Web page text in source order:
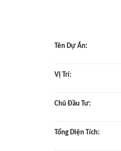
Tên Dự Án:
Vị Trí:
Chủ Đầu Tư:
Tổng Diện Tích: